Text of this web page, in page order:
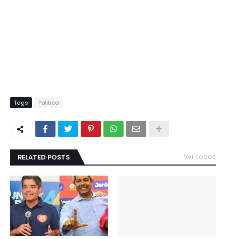
Tags Politica
RELATED POSTS Ver todos